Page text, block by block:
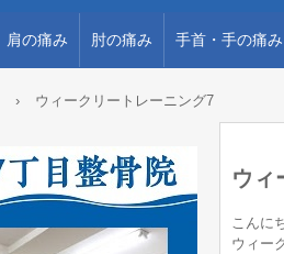
肩の痛み 肘の痛み 手首・手の痛み
› ウィークリートレーニング7
ウィ
こんに
ウィー